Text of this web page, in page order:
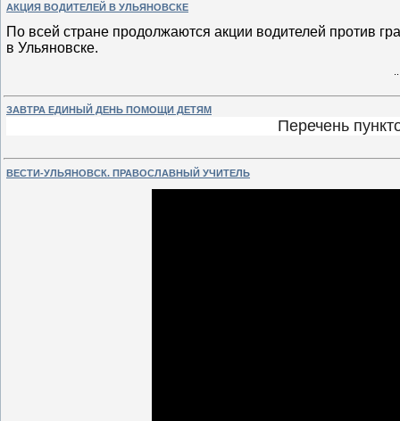
АКЦИЯ ВОДИТЕЛЕЙ В УЛЬЯНОВСКЕ
По всей стране продолжаются акции водителей против
в Ульяновске.
ЗАВТРА ЕДИНЫЙ ДЕНЬ ПОМОЩИ ДЕТЯМ
Перечень
ВЕСТИ-УЛЬЯНОВСК. ПРАВОСЛАВНЫЙ УЧИТЕЛЬ